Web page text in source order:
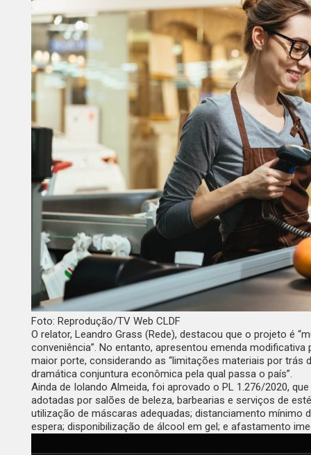
Foto: Reprodução/TV Web CLDF
O relator, Leandro Grass (Rede), destacou que o projeto é
conveniência”. No entanto, apresentou emenda
maior porte, considerando as “limitações materiais por trás
dramática conjuntura econômica pela qual passa o país”.
Ainda de Iolando Almeida, foi aprovado o PL 1.276/2020,
adotadas por salões de beleza, barbearias e serviços de
utilização de máscaras adequadas; distanciamento mínimo
espera; disponibilização de álcool em gel; e afastamento